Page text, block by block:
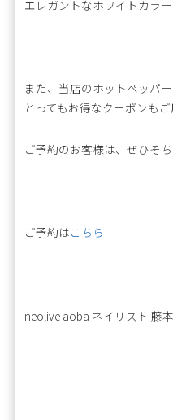
エレガントなホワイトカラ
また、当店のホットペッパ
とってもお得なクーポンも
ご予約のお客様は、ぜひそ
ご予約はこちら
neolive aoba ネイリスト 藤本